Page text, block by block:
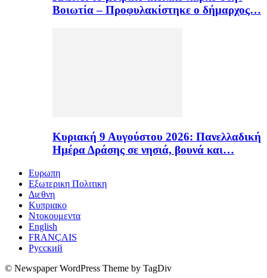
Βοιωτία – Προφυλακίστηκε ο δήμαρχος…
Κυριακή 9 Αυγούστου 2026: Πανελλαδική
Ημέρα Δράσης σε νησιά, βουνά και…
Ευρωπη
Εξωτερικη Πολιτικη
Διεθνη
Κυπριακο
Ντοκουμεντα
English
FRANÇAIS
Русский
© Newspaper WordPress Theme by TagDiv